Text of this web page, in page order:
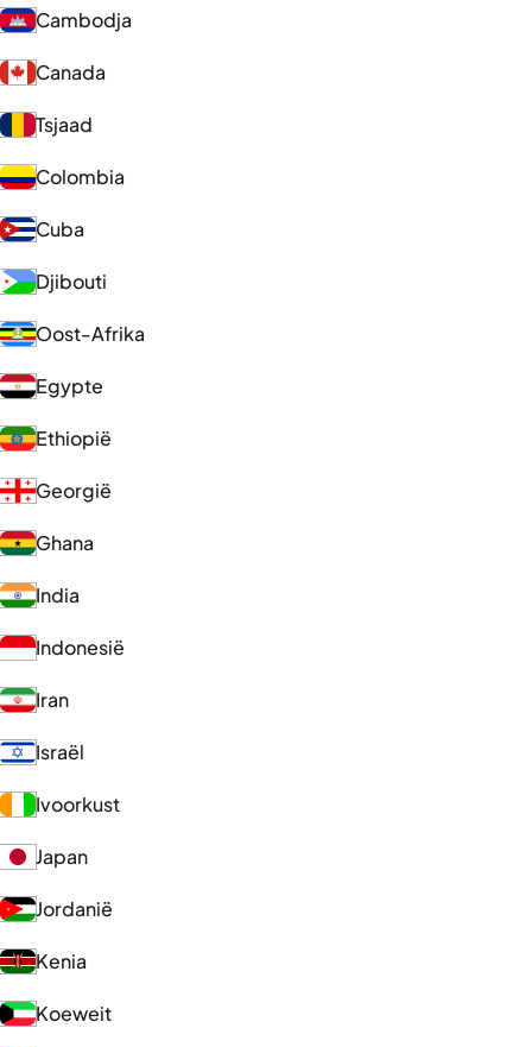
Cambodja
Canada
Tsjaad
Colombia
Cuba
Djibouti
Oost-Afrika
Egypte
Ethiopië
Georgië
Ghana
India
Indonesië
Iran
Israël
Ivoorkust
Japan
Jordanië
Kenia
Koeweit